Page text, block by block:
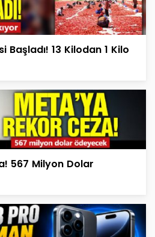
Başladı! 13 Kilodan 1 Kilo
567 Milyon Dolar